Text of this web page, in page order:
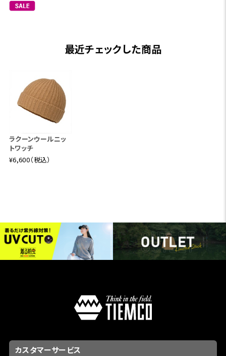
最近チェックした商品
ラクーンウールニッ
トワッチ
¥6,600（税込）
カスタマーサービス